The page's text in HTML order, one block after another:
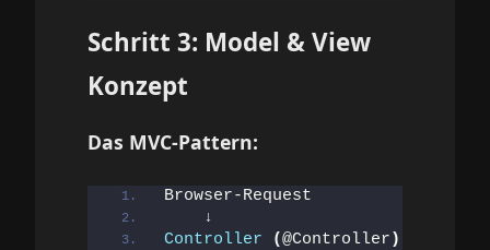
Schritt 3: Model & View
Konzept
Das MVC-Pattern:
Browser-Request
    ↓
Controller
(@Controller )